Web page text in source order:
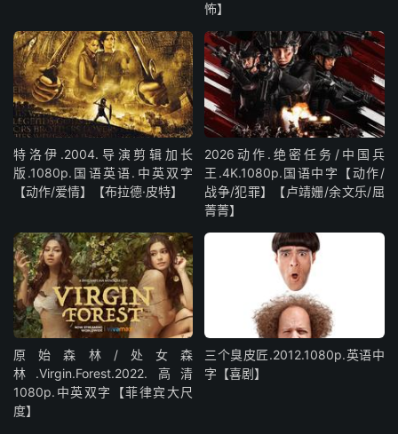
怖】
特洛伊.2004.导演剪辑加长
版.1080p.国语英语.中英双字
【动作/爱情】【布拉德·皮特】
2026动作.绝密任务/中国兵
王.4K.1080p.国语中字【动作/
战争/犯罪】【卢靖姗/余文乐/屈
菁菁】
原始森林/处女森
林.Virgin.Forest.2022.高清
1080p.中英双字【菲律宾大尺
度】
三个臭皮匠.2012.1080p.英语中
字【喜剧】